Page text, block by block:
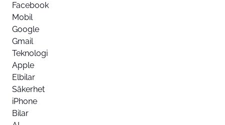
Facebook
Mobil
Google
Gmail
Teknologi
Apple
Elbilar
Säkerhet
iPhone
Bilar